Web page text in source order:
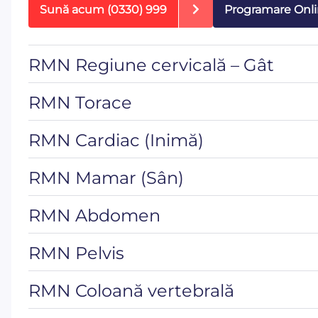
Sună acum (0330) 999 Programare
RMN Regiune cervicală – Gât
RMN Torace
RMN Cardiac (Inimă)
RMN Mamar (Sân)
RMN Abdomen
RMN Pelvis
RMN Coloană vertebrală